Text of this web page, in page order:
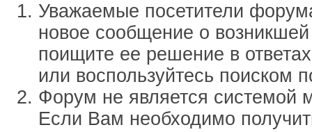
Уважаемые посетители
новое сообщение о
поищите ее решение в
или воспользуйтесь поиском
Форум не является системой
Если Вам необходимо